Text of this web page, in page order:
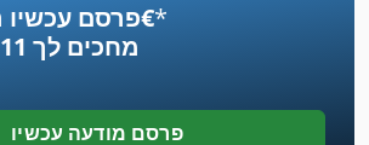
פרסם עכשיו החל מ־‏4.49 ‏€*
מחכים לך 11 מיליון קונים
פרסם מודעה עכשיו